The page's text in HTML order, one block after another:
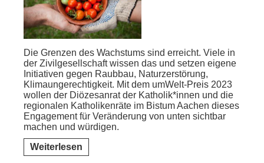
Die Grenzen des Wachstums sind erreicht. Viele in
der Zivilgesellschaft wissen das und setzen eigene
Initiativen gegen Raubbau, Naturzerstörung,
Klimaungerechtigkeit. Mit dem umWelt-Preis 2023
wollen der Diözesanrat der Katholik*innen und die
regionalen Katholikenräte im Bistum Aachen dieses
Engagement für Veränderung von unten sichtbar
machen und würdigen.
Weiterlesen